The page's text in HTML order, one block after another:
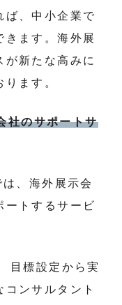
ば、中小企業で
きます。海外展
が新たな高みに
ます。
のサポートサ
、海外展示会
ートするサービ
目標設定から実
ンサルタント